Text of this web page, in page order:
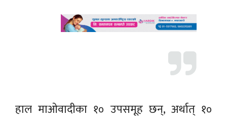
हाल माओवादीका १० उपसमूह छन्, अर्थात् १०